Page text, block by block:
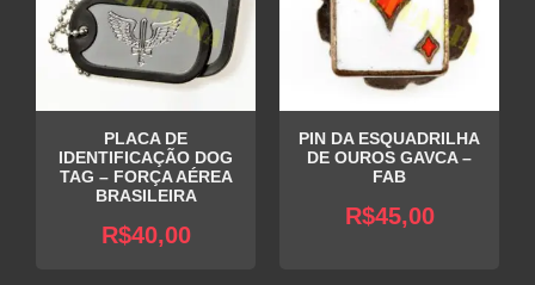
PLACA DE
IDENTIFICAÇÃO DOG
TAG – FORÇA AÉREA
BRASILEIRA
R$40,00
PIN DA ESQUADRILHA
DE OUROS GAVCA –
FAB
R$45,00